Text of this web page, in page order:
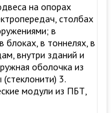
на опорах
столбах
в
блоках, в тоннелях, в
внутри зданий и
оболочка из
3.
модули из ПБТ,